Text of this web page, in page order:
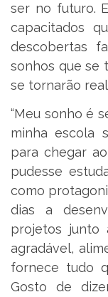
ser no futuro.
capacitados
descobertas
sonhos que se
se tornarão
“Meu sonho é
minha escola
para chegar
pudesse
como
dias a
projetos junto
agradável,
fornece tudo
Gosto de